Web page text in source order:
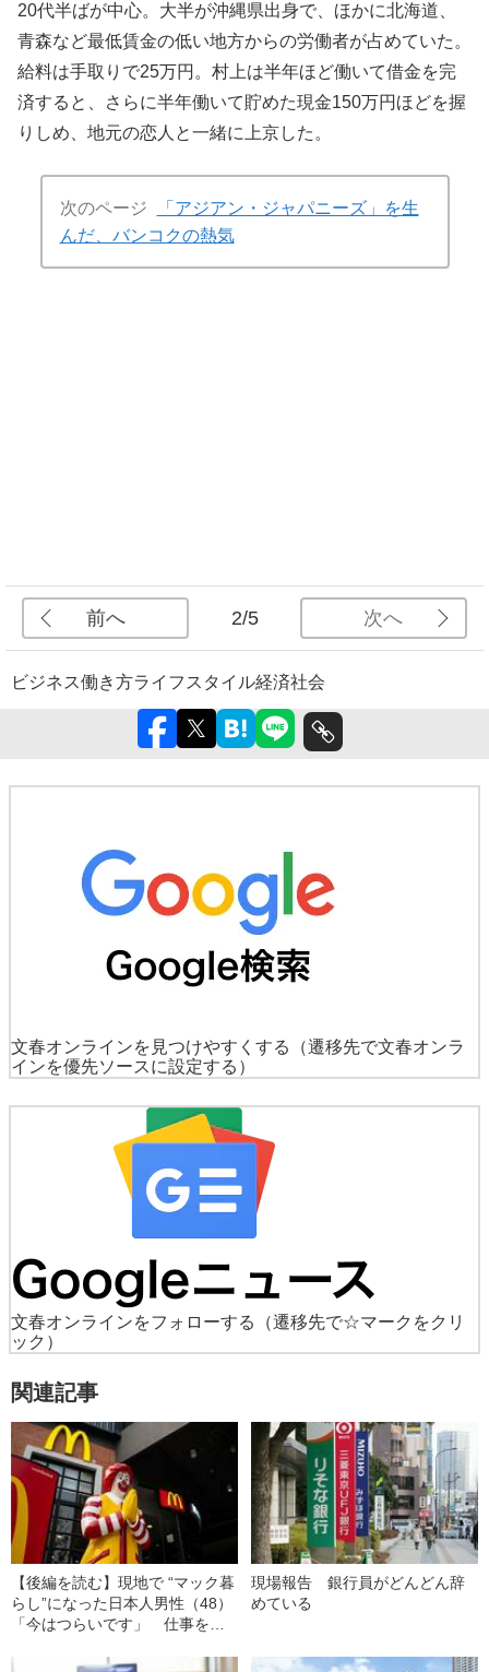
20代半ばが中心。大半が沖縄県出身で、ほかに北海道、
青森など最低賃金の低い地方からの労働者が占めていた。
給料は手取りで25万円。村上は半年ほど働いて借金を完
済すると、さらに半年働いて貯めた現金150万円ほどを握
りしめ、地元の恋人と一緒に上京した。
次のページ
「アジアン・ジャパニーズ」を生
んだ、バンコクの熱気
前へ 2/5 次へ
ビジネス働き方ライフスタイル経済社会
文春オンラインを見つけやすくする
（遷移先で文春オンラ
インを優先ソースに設定する）
文春オンラインをフォローする
（遷移先で☆マークをクリ
ック）
関連記事
【後編を読む】現地で “マック暮
らし”になった日本人男性（48）
「今はつらいです」 仕事を求
現場報告 銀行員がどんどん辞
めている